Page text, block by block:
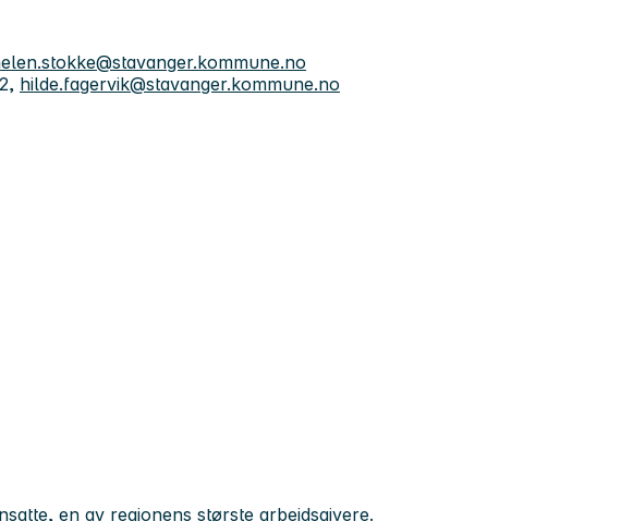
hilde.fagervik@stavanger.kommune.no
en av regionens største arbeidsgivere.